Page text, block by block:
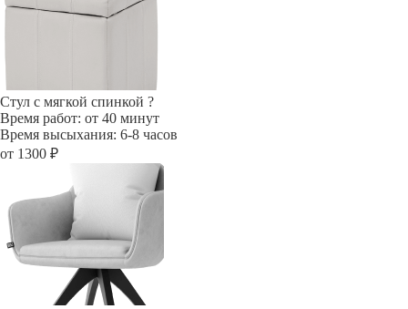
Стул с мягкой спинкой ?
Время работ: от 40 минут
Время высыхания: 6-8 часов
от 1300 ₽